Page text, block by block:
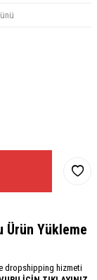
Ürün Yükleme
dropshipping hizmeti